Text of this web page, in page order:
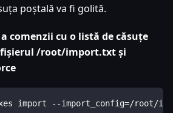
poștală va fi golită.
comenzii cu o listă de căsuțe
/root/import.txt și
import --import_config=/root/